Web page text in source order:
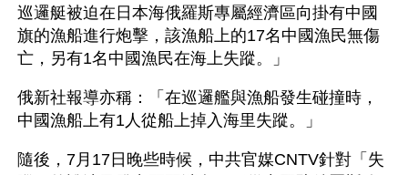
巡邏艇被迫在日本海俄羅斯專屬經濟區向掛有中國
旗的漁船進行炮擊，該漁船上的17名中國漁民無傷
亡，另有1名中國漁民在海上失蹤。」
俄新社報導亦稱：「在巡邏艦與漁船發生碰撞時，
中國漁船上有1人從船上掉入海里失蹤。」
隨後，7月17日晚些時候，中共官媒CNTV針對「失